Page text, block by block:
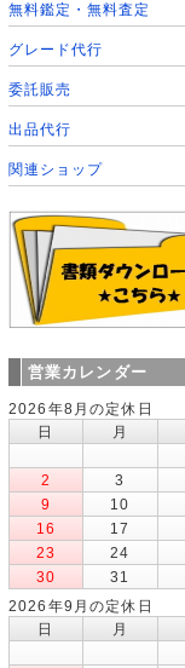
無料鑑定・無料査定
グレード代行
委託販売
出品代行
関連ショップ
営業カレンダー
2026年8月の定休日
日
月
2
3
9
10
16
17
23
24
30
31
2026年9月の定休日
日
月